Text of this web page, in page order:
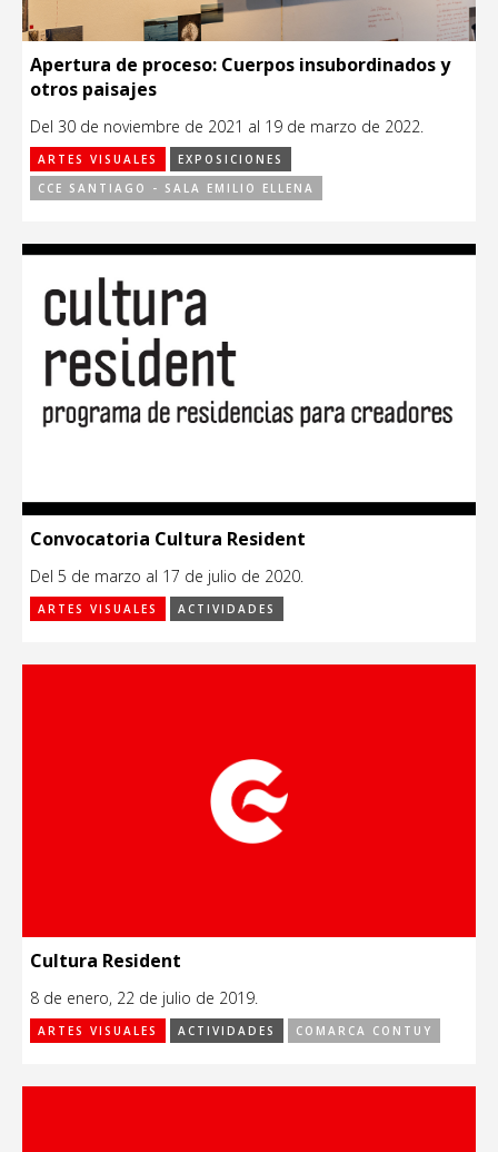
Apertura de proceso: Cuerpos insubordinados y
otros paisajes
Del 30 de noviembre de 2021 al 19 de marzo de 2022.
ARTES VISUALES
EXPOSICIONES
CCE SANTIAGO - SALA EMILIO ELLENA
Convocatoria Cultura Resident
Del 5 de marzo al 17 de julio de 2020.
ARTES VISUALES ACTIVIDADES
Cultura Resident
8 de enero, 22 de julio de 2019.
ARTES VISUALES ACTIVIDADES COMARCA CONTUY